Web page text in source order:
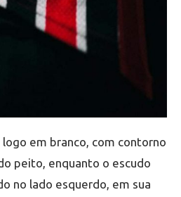
em branco, com contorno
peito, enquanto o escudo
no lado esquerdo, em sua